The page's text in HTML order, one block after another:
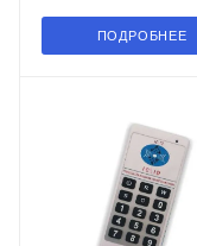
ПОДРОБНЕЕ